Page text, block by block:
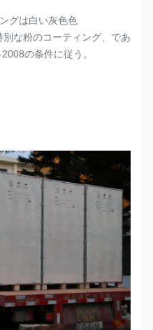
グは白い灰色色
別な粉のコーティング、であ
の条件に従う。